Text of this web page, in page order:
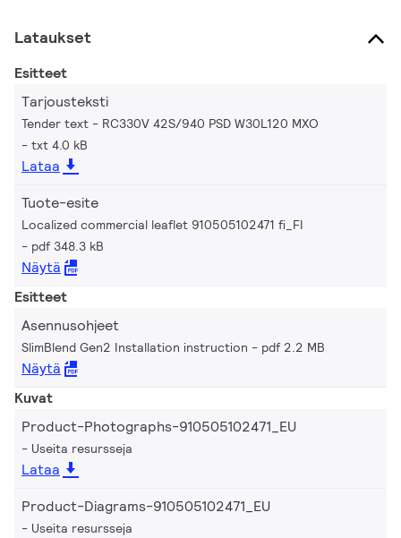
Lataukset
Esitteet
Tarjousteksti
Tender text - RC330V 42S/940 PSD W30L120 MXO
txt 4.0 kB
Lataa
Tuote-esite
Localized commercial leaflet 910505102471 fi_FI
pdf 348.3 kB
Näytä
Esitteet
Asennusohjeet
SlimBlend Gen2 Installation instruction pdf 2.2 MB
Näytä
Kuvat
Product-Photographs-910505102471_EU
Useita resursseja
Lataa
Product-Diagrams-910505102471_EU
Useita resursseja